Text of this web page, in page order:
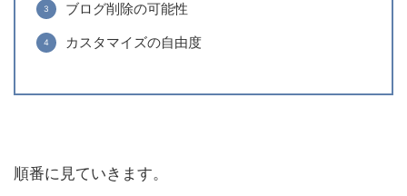
ブログ削除の可能性
カスタマイズの自由度
順番に見ていきます。